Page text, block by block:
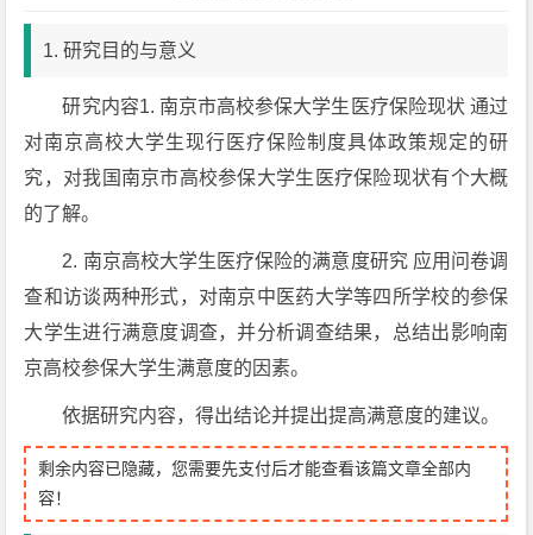
1. 研究目的与意义
研究内容1. 南京市高校参保大学生医疗保险现状 通过
对南京高校大学生现行医疗保险制度具体政策规定的研
究，对我国南京市高校参保大学生医疗保险现状有个大概
的了解。
2. 南京高校大学生医疗保险的满意度研究 应用问卷调
查和访谈两种形式，对南京中医药大学等四所学校的参保
大学生进行满意度调查，并分析调查结果，总结出影响南
京高校参保大学生满意度的因素。
依据研究内容，得出结论并提出提高满意度的建议。
剩余内容已隐藏，您需要先支付后才能查看该篇文章全部内
容！